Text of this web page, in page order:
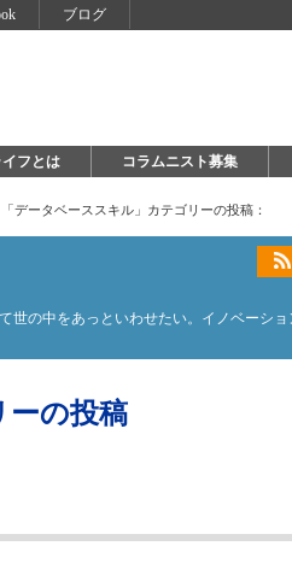
ブログ
フとは コラムニスト募集
「データベーススキル」カテゴリーの投稿：
世の中をあっといわせたい。イノベーショ
ーの投稿